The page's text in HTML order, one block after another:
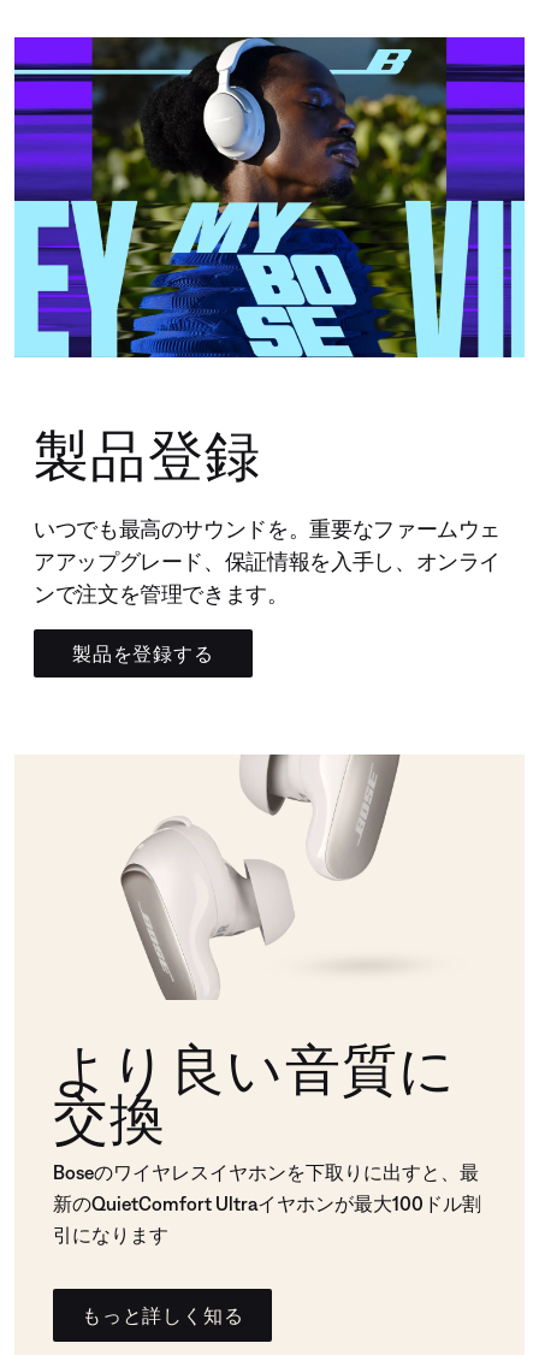
製品登録
いつでも最高のサウンドを。重要なファームウェ
アアップグレード、保証情報を入手し、オンライ
ンで注文を管理できます。
製品を登録する
より良い音質に
交換
Boseのワイヤレスイヤホンを下取りに出すと、最
新のQuietComfort Ultraイヤホンが最大100ドル割
引になります
もっと詳しく知る